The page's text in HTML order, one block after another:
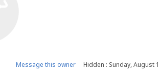
Message this owner Hidden : Sunday, August